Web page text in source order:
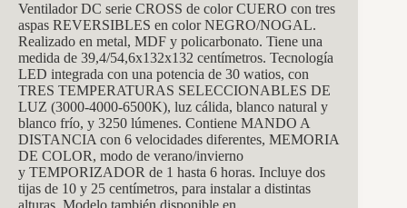
Ventilador DC serie CROSS de color CUERO con tres
aspas REVERSIBLES en color NEGRO/NOGAL.
Realizado en metal, MDF y policarbonato. Tiene una
medida de 39,4/54,6x132x132 centímetros. Tecnología
LED integrada con una potencia de 30 watios, con
TRES TEMPERATURAS SELECCIONABLES DE
LUZ (3000-4000-6500K), luz cálida, blanco natural y
blanco frío, y 3250 lúmenes. Contiene MANDO A
DISTANCIA con 6 velocidades diferentes, MEMORIA
DE COLOR, modo de verano/invierno
y TEMPORIZADOR de 1 hasta 6 horas. Incluye dos
tijas de 10 y 25 centímetros, para instalar a distintas